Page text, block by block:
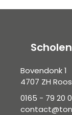
Bovendonk 1
4707 ZH
0165 - 79 20